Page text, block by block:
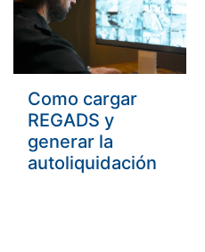
Como cargar
REGADS y
generar la
autoliquidación